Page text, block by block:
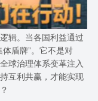
辑。当各国利益通过
盾牌”。它不是对
球治理体系变革注入
互利共赢，才能实现